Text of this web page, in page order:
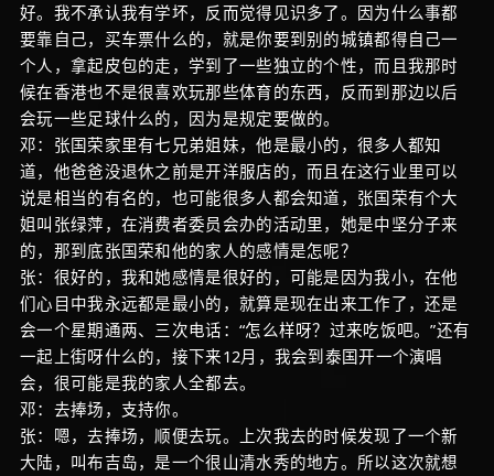
好。我不承认我有学坏，反而觉得见识多了。因为什么事都
要靠自己，买车票什么的，就是你要到别的城镇都得自己一
个人，拿起皮包的走，学到了一些独立的个性，而且我那时
候在香港也不是很喜欢玩那些体育的东西，反而到那边以后
会玩一些足球什么的，因为是规定要做的。
邓：张国荣家里有七兄弟姐妹，他是最小的，很多人都知
道，他爸爸没退休之前是开洋服店的，而且在这行业里可以
说是相当的有名的，也可能很多人都会知道，张国荣有个大
姐叫张绿萍，在消费者委员会办的活动里，她是中坚分子来
的，那到底张国荣和他的家人的感情是怎呢？
张：很好的，我和她感情是很好的，可能是因为我小，在他
们心目中我永远都是最小的，就算是现在出来工作了，还是
会一个星期通两、三次电话：“怎么样呀？过来吃饭吧。”还有
一起上街呀什么的，接下来12月，我会到泰国开一个演唱
会，很可能是我的家人全都去。
邓：去捧场，支持你。
张：嗯，去捧场，顺便去玩。上次我去的时候发现了一个新
大陆，叫布吉岛，是一个很山清水秀的地方。所以这次就想